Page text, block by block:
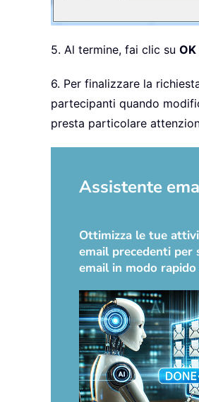
5. Al termine, fai clic su OK
6. Per finalizzare la
partecipanti quando
presta particolare
Assistente
Ottimizza le tue
email precedenti per
email in modo rapido